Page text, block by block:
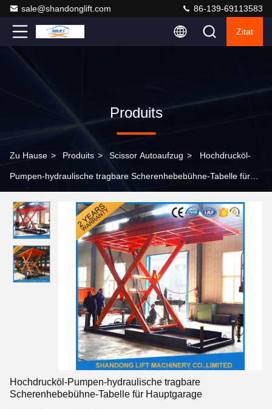
sale@shandonglift.com 86-139-69113583
Zitat
Produits
Zu Hause > Produits > Scissor Autoaufzug > Hochdrucköl-
Pumpen-hydraulische tragbare Scherenhebebühne-Tabelle für
Hochdrucköl-Pumpen-hydraulische tragbare
Scherenhebebühne-Tabelle für Hauptgarage